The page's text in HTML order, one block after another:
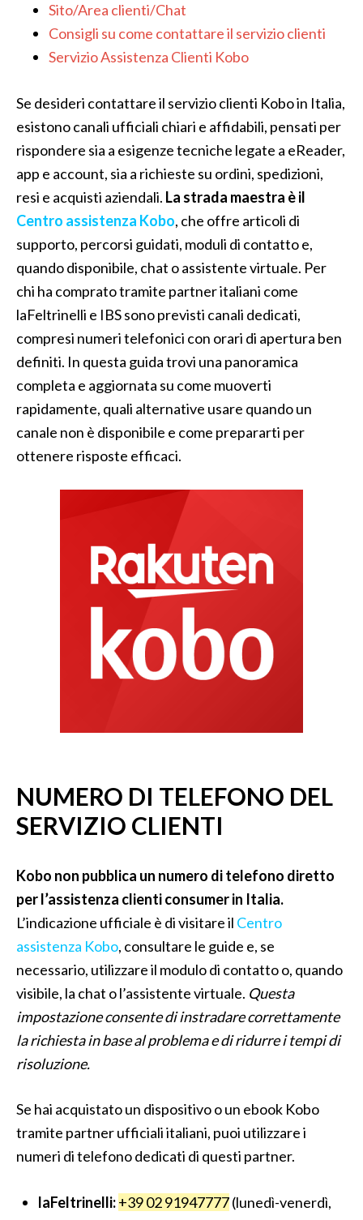
Sito/Area clienti/Chat
Consigli su come contattare il servizio clienti
Servizio Assistenza Clienti Kobo
Se desideri contattare il servizio clienti Kobo in Italia,
esistono canali ufficiali chiari e affidabili, pensati per
rispondere sia a esigenze tecniche legate a eReader,
app e account, sia a richieste su ordini, spedizioni,
resi e acquisti aziendali. La strada maestra è il
Centro assistenza Kobo, che offre articoli di
supporto, percorsi guidati, moduli di contatto e,
quando disponibile, chat o assistente virtuale. Per
chi ha comprato tramite partner italiani come
laFeltrinelli e IBS sono previsti canali dedicati,
compresi numeri telefonici con orari di apertura ben
definiti. In questa guida trovi una panoramica
completa e aggiornata su come muoverti
rapidamente, quali alternative usare quando un
canale non è disponibile e come prepararti per
ottenere risposte efficaci.
NUMERO DI TELEFONO DEL
SERVIZIO CLIENTI
Kobo non pubblica un numero di telefono diretto
per l’assistenza clienti consumer in Italia.
L’indicazione ufficiale è di visitare il Centro
assistenza Kobo, consultare le guide e, se
necessario, utilizzare il modulo di contatto o, quando
visibile, la chat o l’assistente virtuale. Questa
impostazione consente di instradare correttamente
la richiesta in base al problema e di ridurre i tempi di
risoluzione.
Se hai acquistato un dispositivo o un ebook Kobo
tramite partner ufficiali italiani, puoi utilizzare i
numeri di telefono dedicati di questi partner.
laFeltrinelli:+39 02 91947777(lunedì-venerdì,